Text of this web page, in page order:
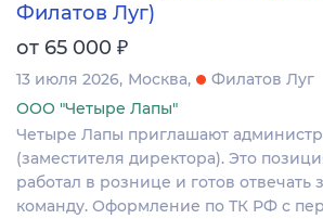
Филатов Луг)
от 65 000 ₽
13 июля 2026 Москва
Филатов Луг
ООО "Четыре Лапы"
Четыре Лапы приглашают
(заместителя директора). Это
работал в рознице и готов отвечать
команду. Оформление по ТК РФ с